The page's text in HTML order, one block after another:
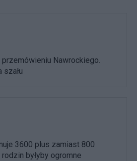
przemówieniu Nawrockiego.
szału
3600 plus zamiast 800
byłyby ogromne